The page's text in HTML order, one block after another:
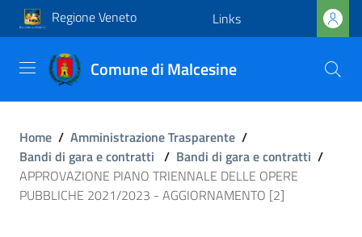
Regione Veneto Links
Comune di Malcesine
Home / Amministrazione Trasparente /
Bandi di gara e contratti / Bandi di gara e contratti /
APPROVAZIONE PIANO TRIENNALE DELLE OPERE
PUBBLICHE 2021/2023 - AGGIORNAMENTO [2]